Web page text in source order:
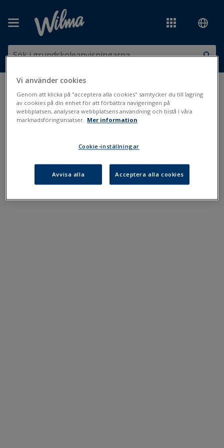
Bedömning och prov
Utvärderingssamtal
Presentation av formativ bedömning och utvärderingssamtal
Vi använder cookies
Genom att klicka på "acceptera alla cookies" samtycker du till lagring
av cookies på din enhet för att förbättra navigeringen på
webbplatsen, analysera webbplatsens användning och bistå i våra
marknadsföringsinsatser. Mer information
Cookie-inställningar
Avvisa alla Acceptera alla cookies